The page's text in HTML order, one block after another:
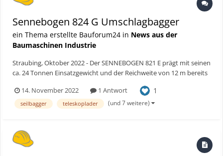
Sennebogen 824 G Umschlagbagger
ein Thema erstellte Bauforum24 in News aus der
Baumaschinen Industrie
Straubing, Oktober 2022 - Der SENNEBOGEN 821 E prägt mit seinen
ca. 24 Tonnen Einsatzgewicht und der Reichweite von 12 m bereits
diese, universal im Recycling einsetzbare Maschine haben sich die
Entwickler bei SENNEBOGEN vorgenommen und s...
14. November 2022 1 Antwort 1
seilbagger teleskoplader (und 7 weitere)